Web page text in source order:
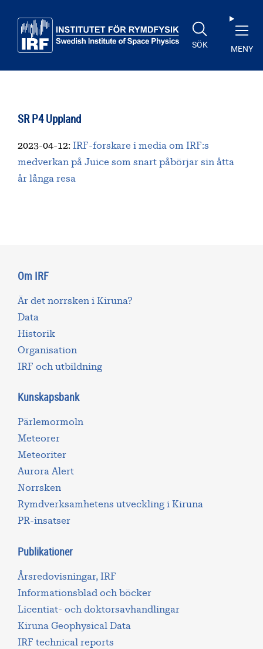
SÖK MENY
SR P4 Uppland
2023-04-12:
IRF-forskare i media om IRF:s
medverkan på Juice som snart påbörjar sin åtta
år långa resa
Om IRF
Är det norrsken i Kiruna?
Data
Historik
Organisation
IRF och utbildning
Kunskapsbank
Pärlemormoln
Meteorer
Meteoriter
Aurora Alert
Norrsken
Rymdverksamhetens utveckling i Kiruna
PR-insatser
Publikationer
Årsredovisningar, IRF
Informationsblad och böcker
Licentiat- och doktorsavhandlingar
Kiruna Geophysical Data
IRF technical reports